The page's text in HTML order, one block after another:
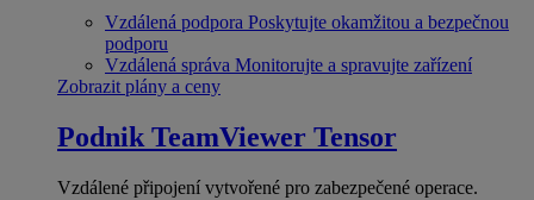
Vzdálená podpora Poskytujte okamžitou a bezpečnou
podporu
Vzdálená správa Monitorujte a spravujte zařízení
Zobrazit plány a ceny
Podnik TeamViewer Tensor
Vzdálené připojení vytvořené pro zabezpečené operace.